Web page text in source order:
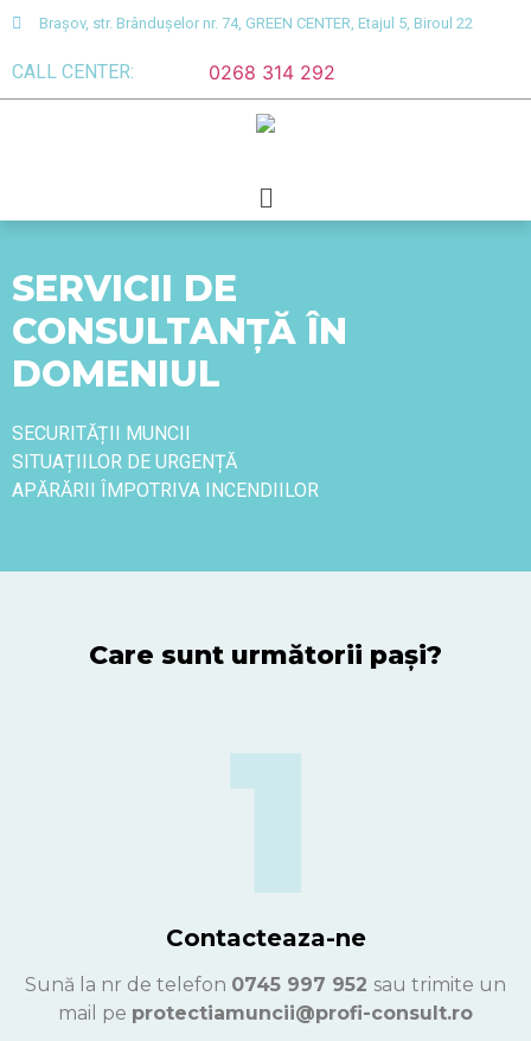
Brașov, str. Brândușelor nr. 74, GREEN CENTER, Etajul 5, Biroul 22
CALL CENTER: 0268 314 292
SERVICII DE
CONSULTANȚĂ ÎN
DOMENIUL
SECURITĂȚII MUNCII
SITUAȚIILOR DE URGENȚĂ
APĂRĂRII ÎMPOTRIVA INCENDIILOR
Care sunt următorii pași?
Contacteaza-ne
Sună la nr de telefon 0745 997 952 sau trimite un
mail pe protectiamuncii@profi-consult.ro